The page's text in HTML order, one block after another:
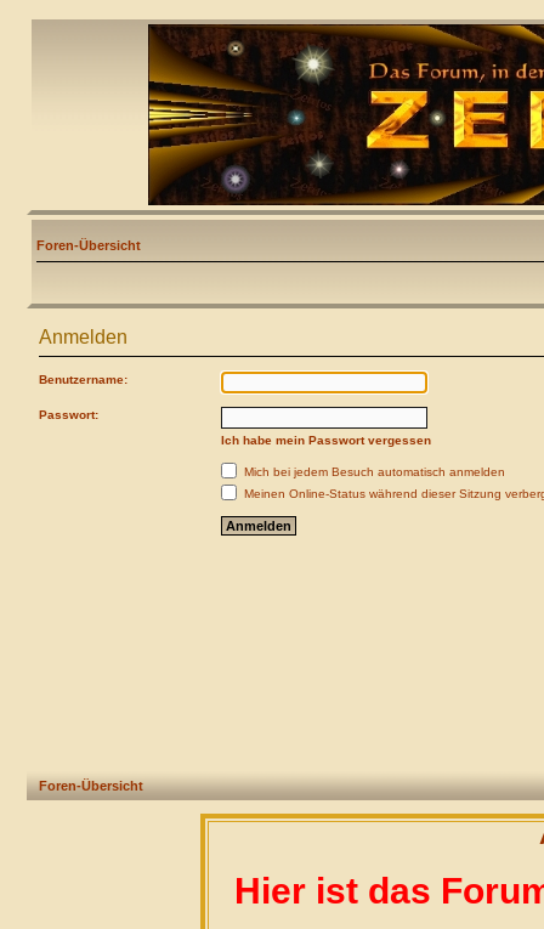
Foren-Übersicht
Anmelden
Benutzername:
Passwort:
Ich habe mein Passwort vergessen
Mich bei jedem Besuch automatisch anmelden
Meinen Online-Status während dieser Sitzung
Foren-Übersicht
Hier ist das